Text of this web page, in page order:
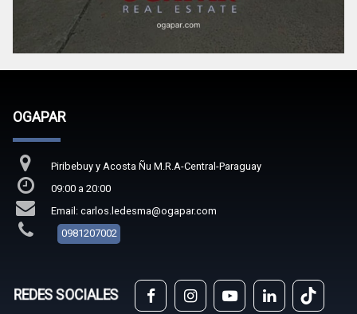
OGAPAR
Piribebuy y Acosta Ñu M.R.A-Central-Paraguay
09:00 a 20:00
Email: carlos.ledesma@ogapar.com
0981207002
REDES SOCIALES